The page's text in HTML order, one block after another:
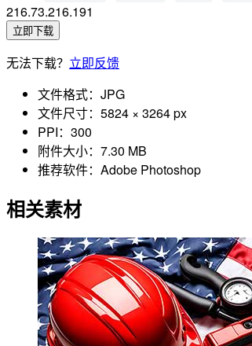
216.73.216.191
立即下载
无法下载？ 立即反馈
文件格式： JPG
文件尺寸： 5824 × 3264 px
PPI： 300
附件大小： 7.30 MB
推荐软件： Adobe Photoshop
相关素材